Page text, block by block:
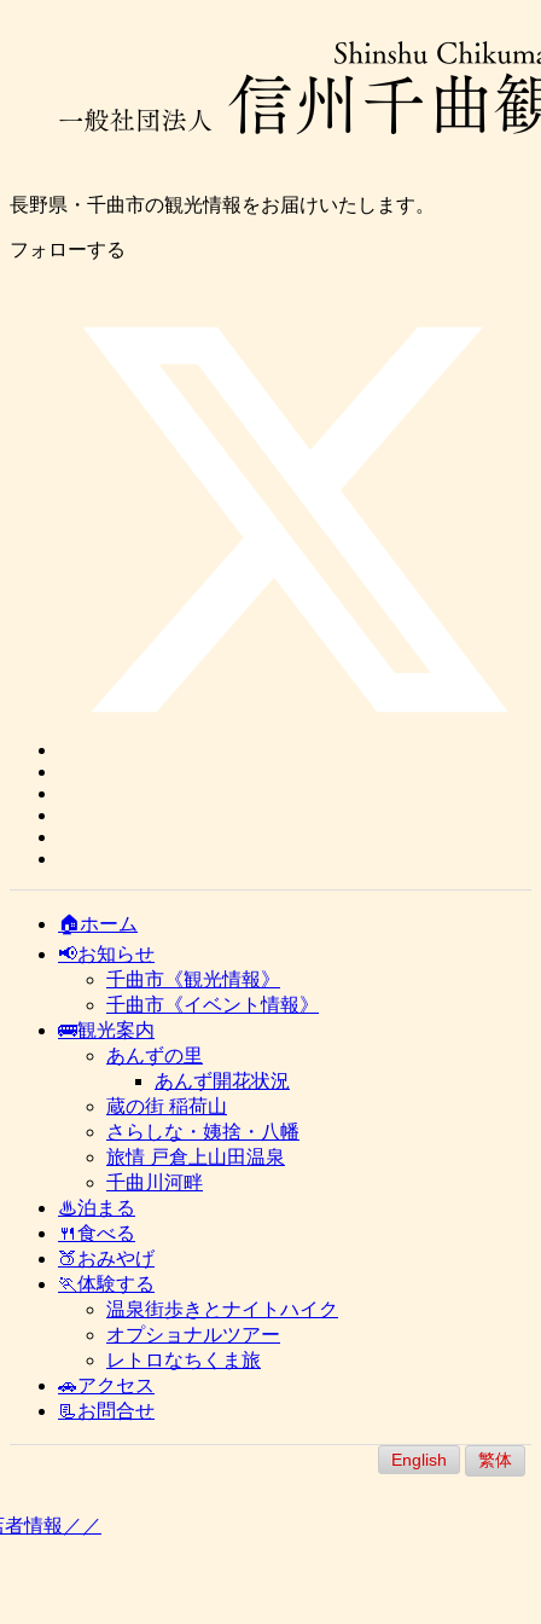
長野県・千曲市の観光情報をお届けいたします。
フォローする
🏠ホーム
📢お知らせ
千曲市《観光情報》
千曲市《イベント情報》
🚌観光案内
あんずの里
あんず開花状況
蔵の街 稲荷山
さらしな・姨捨・八幡
旅情 戸倉上山田温泉
千曲川河畔
♨泊まる
🍴食べる
🍑おみやげ
🏃体験する
温泉街歩きとナイトハイク
オプショナルツアー
レトロなちくま旅
🚗アクセス
📃お問合せ
English 繁体
情報／／